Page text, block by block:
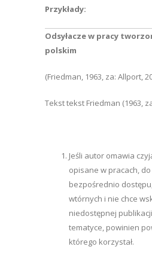
Przykłady:
Odsyłacze w pracy
polskim
(Friedman, 1963, za: Allport,
Tekst tekst Friedman (1963,
Jeśli autor omawia
opisane w pracach,
bezpośrednio
wtórnych i nie chce
niedostępnej
tematyce, powinien
którego korzystał.